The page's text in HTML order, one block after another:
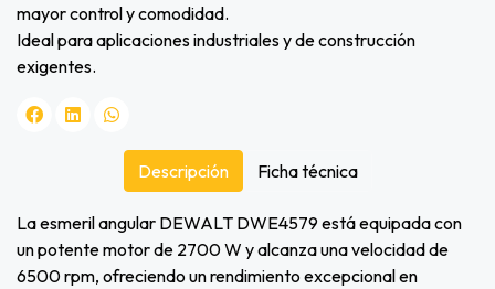
mayor control y comodidad.
Ideal para aplicaciones industriales y de construcción
exigentes.
La esmeril angular DEWALT DWE4579 está equipada con
un potente motor de 2700 W y alcanza una velocidad de
6500 rpm, ofreciendo un rendimiento excepcional en
Descripción Ficha técnica